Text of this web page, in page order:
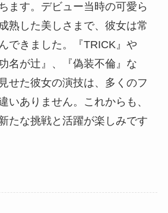
ます。デビュー当時の可愛ら
熟した美しさまで、彼女は常
できました。『TRICK』や
名が辻』、『偽装不倫』な
せた彼女の演技は、多くのフ
いありません。これからも、
たな挑戦と活躍が楽しみです